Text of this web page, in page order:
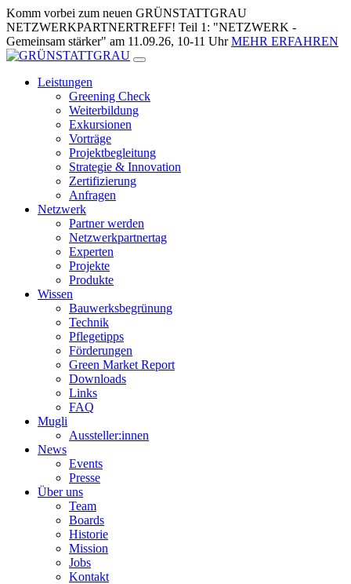
Zum
Inhalt
springen
Komm vorbei zum neuen GRÜNSTATTGRAU
NETZWERKPARTNERTREFF! Teil 1: "NETZWERK -
Gemeinsam stärker" am 11.09.26, 10-11 UhrMEHR ERFAHREN
Leistungen
Greening Check
Weiterbildung
Exkursionen
Vorträge
Projektbegleitung
Strategie & Innovation
Zertifizierung
Anfragen
Netzwerk
Partner werden
Netzwerkpartnertag
Experten
Projekte
Produkte
Wissen
Bauwerksbegrünung
Technik
Pflegetipps
Förderungen
Green Market Report
Downloads
Links
FAQ
Mugli
Aussteller:innen
News
Events
Presse
Über uns
Team
Boards
Historie
Mission
Jobs
Kontakt